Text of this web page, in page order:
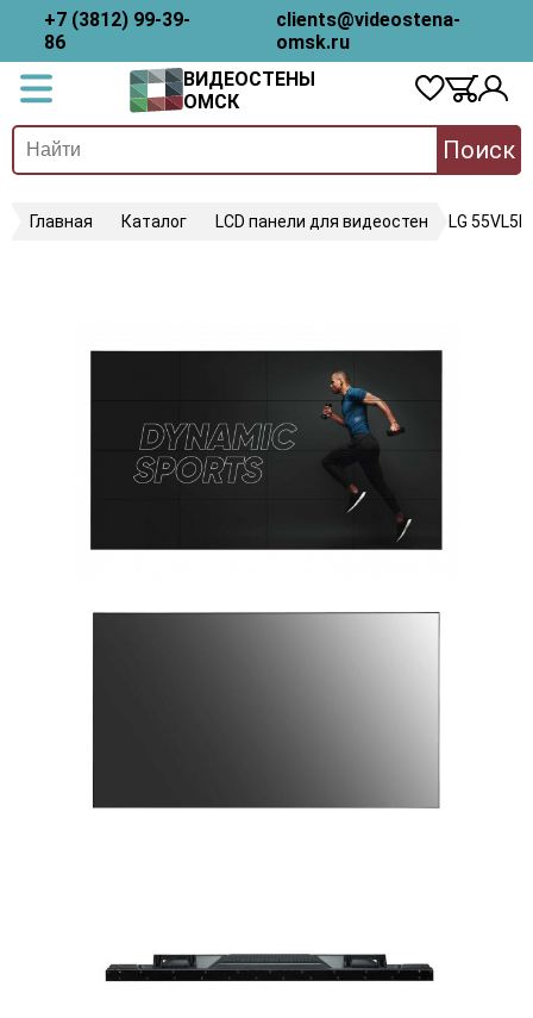
+7 (3812) 99-39-
86
clients@videostena-
omsk.ru
ВИДЕОСТЕНЫ
ОМСК
Поиск
Главная Каталог LCD панели для видеостен LG